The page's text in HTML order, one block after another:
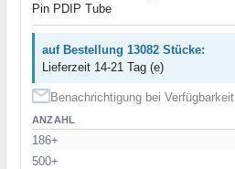
Pin PDIP Tube
auf Bestellung 13082 Stücke:
Lieferzeit 14-21 Tag (e)
Benachrichtigung bei Verfügbarkeit
ANZAHL
186+
500+